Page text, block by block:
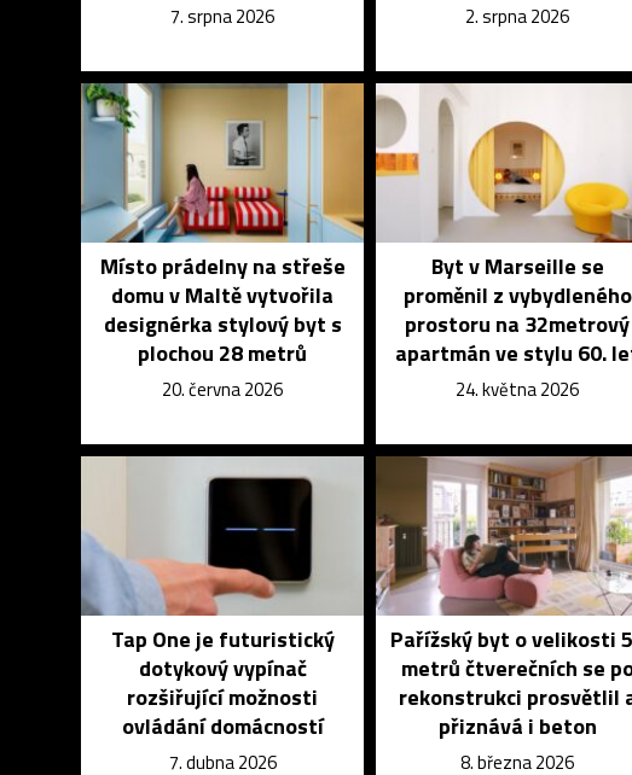
7. srpna 2026 2. srpna 2026
Místo prádelny na střeše
domu v Maltě vytvořila
designérka stylový byt s
plochou 28 metrů
20. června 2026
Byt v Marseille se
proměnil z vybydleného
prostoru na 32metrový
apartmán ve stylu 60.
24. května 2026
Tap One je futuristický
dotykový vypínač
rozšiřující možnosti
ovládání domácností
7. dubna 2026
Pařížský byt o velikosti
metrů čtverečních se
rekonstrukci prosvětlil
přiznává i beton
8. března 2026